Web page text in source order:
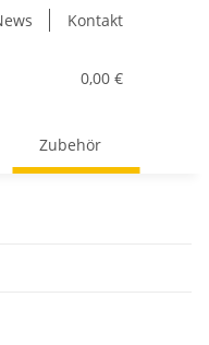
Kontakt
0,00 €
Zubehör